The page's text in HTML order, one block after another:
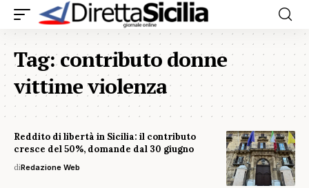
Tag:contributo donne
vittime violenza
Reddito di libertà in Sicilia: il contributo
cresce del 50%, domande dal 30 giugno
diRedazione Web